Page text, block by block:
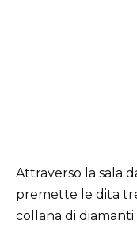
Attraverso la sala
premette le dita
collana di diamanti